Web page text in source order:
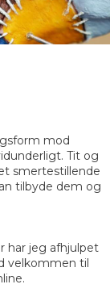
mod
Tit og
smertestillende
tilbyde dem og
har jeg afhjulpet
velkommen til